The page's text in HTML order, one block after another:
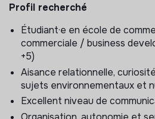
Responsable du développement
directs et indirects et d’initier
stratégiques. Ses principales
suivantes :
Démarcher de nouveaux
Identifier des leads
Favoriser la conversion des
Profil recherché
Étudiant·e en école de
commerciale / business
+5)
Aisance relationnelle,
sujets environnementaux et
Excellent niveau de